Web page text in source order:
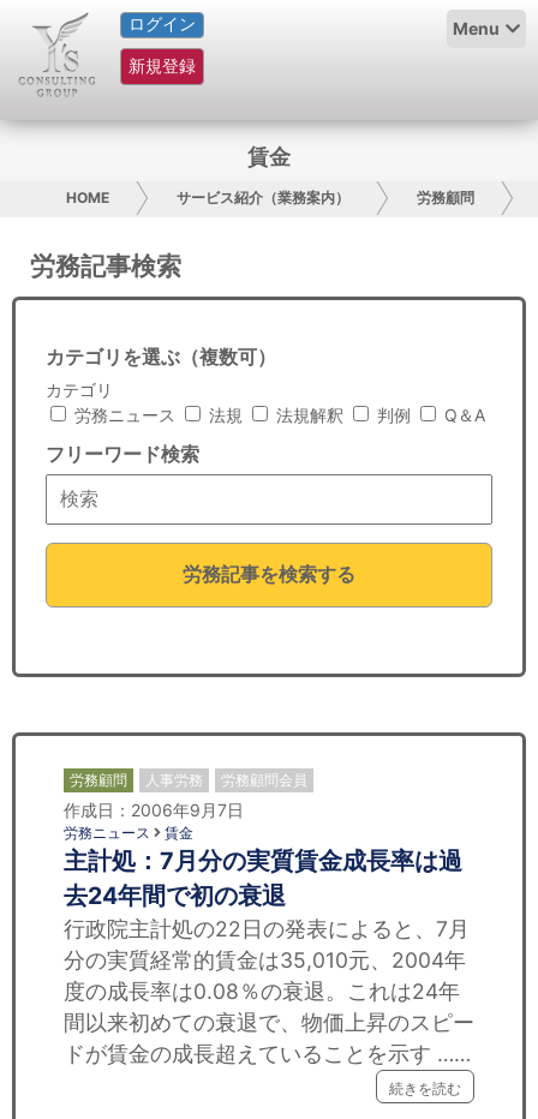
ログイン
新規登録
Menu
HOME
サービス紹介
グループ概要
採用情報
日本人にPR
コンサルティング
リサーチ
セミナー
経済ニュース
飲食店情報
賃金
HOME サービス紹介（業務案内） 労務顧問
労務記事検索
カテゴリを選ぶ（複数可）
カテゴリ
労務ニュース
法規 法規解釈 判例 Q＆A
フリーワード検索
労務記事を検索する
労務顧問 人事労務 労務顧問会員
作成日：2006年9月7日
労務ニュース 賃金
主計処：7月分の実質賃金成長率は過
去24年間で初の衰退
行政院主計処の22日の発表によると、7月
分の実質経常的賃金は35,010元、2004年
度の成長率は0.08％の衰退。これは24年
間以来初めての衰退で、物価上昇のスピー
ドが賃金の成長超えていることを示す ……
続きを読む